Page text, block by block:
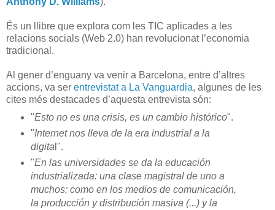
És un llibre que explora com les TIC aplicades a les
relacions socials (Web 2.0) han revolucionat l’economia
tradicional.
Al gener d’enguany va venir a Barcelona, entre d’altres
accions, va ser entrevistat a La Vanguardia, algunes de les
cites més destacades d’aquesta entrevista són:
"Esto no es una crisis, es un cambio histórico".
"Internet nos lleva de la era industrial a la
digita l".
"En las universidades se da la educación
industrializada: una clase magistral de uno a
muchos; como en los medios de comunicación,
la producción y distribución masiva (...) y la